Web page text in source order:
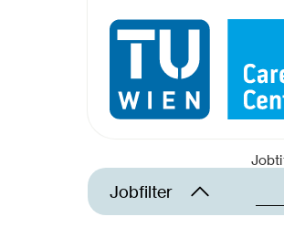
Jobfilter